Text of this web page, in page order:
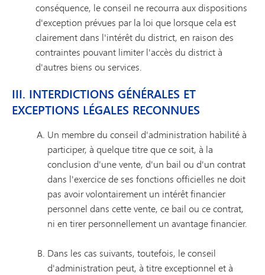
conséquence, le conseil ne recourra aux dispositions
d'exception prévues par la loi que lorsque cela est
clairement dans l'intérêt du district, en raison des
contraintes pouvant limiter l'accès du district à
d'autres biens ou services.
III. INTERDICTIONS GÉNÉRALES ET
EXCEPTIONS LÉGALES RECONNUES
Un membre du conseil d'administration habilité à
participer, à quelque titre que ce soit, à la
conclusion d'une vente, d'un bail ou d'un contrat
dans l'exercice de ses fonctions officielles ne doit
pas avoir volontairement un intérêt financier
personnel dans cette vente, ce bail ou ce contrat,
ni en tirer personnellement un avantage financier.
Dans les cas suivants, toutefois, le conseil
d'administration peut, à titre exceptionnel et à